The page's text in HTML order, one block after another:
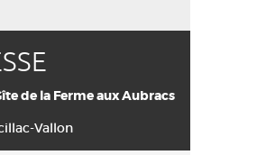
de la Ferme aux Aubracs
Vallon